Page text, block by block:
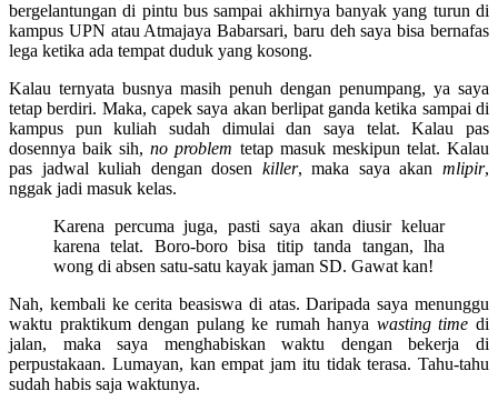
bergelantungan di pintu bus sampai akhirnya banyak yang turun di
kampus UPN atau Atmajaya Babarsari, baru deh saya bisa bernafas
lega ketika ada tempat duduk yang kosong.
Kalau ternyata busnya masih penuh dengan penumpang, ya saya
tetap berdiri. Maka, capek saya akan berlipat ganda ketika sampai di
kampus pun kuliah sudah dimulai dan saya telat. Kalau pas
dosennya baik sih,no problem tetap masuk meskipun telat. Kalau
pas jadwal kuliah dengan dosen killer, maka saya akanmlipir,
nggak jadi masuk kelas.
Karena percuma juga, pasti saya akan diusir keluar
karena telat. Boro-boro bisa titip tanda tangan, lha
wong di absen satu-satu kayak jaman SD. Gawat kan!
Nah, kembali ke cerita beasiswa di atas. Daripada saya menunggu
waktu praktikum dengan pulang ke rumah hanya wasting time di
jalan, maka saya menghabiskan waktu dengan bekerja di
perpustakaan. Lumayan, kan empat jam itu tidak terasa. Tahu-tahu
sudah habis saja waktunya.